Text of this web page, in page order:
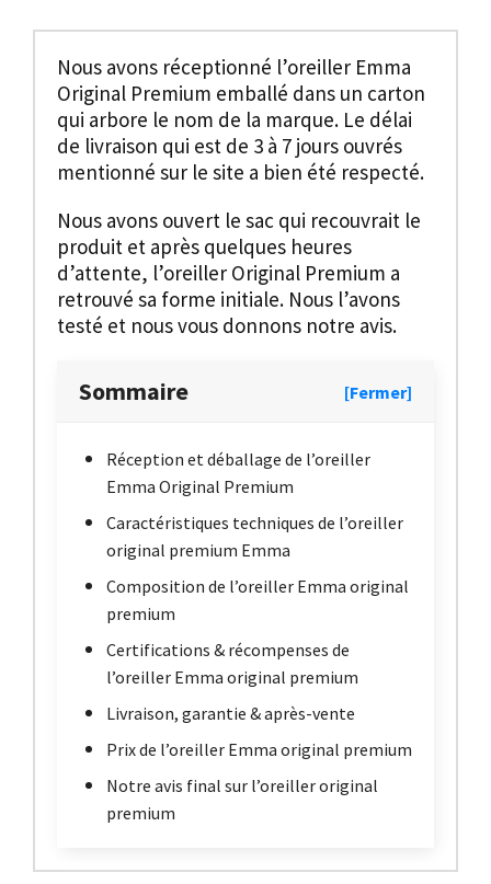
Nous avons réceptionné l’oreiller Emma
Original Premium emballé dans un carton
qui arbore le nom de la marque. Le délai
de livraison qui est de 3 à 7 jours ouvrés
mentionné sur le site a bien été respecté.
Nous avons ouvert le sac qui recouvrait le
produit et après quelques heures
d’attente, l’oreiller Original Premium a
retrouvé sa forme initiale. Nous l’avons
testé et nous vous donnons notre avis.
Sommaire [Fermer]
Réception et déballage de l’oreiller
Emma Original Premium
Caractéristiques techniques de l’oreiller
original premium Emma
Composition de l’oreiller Emma original
premium
Certifications & récompenses de
l’oreiller Emma original premium
Livraison, garantie & après-vente
Prix de l’oreiller Emma original premium
Notre avis final sur l’oreiller original
premium